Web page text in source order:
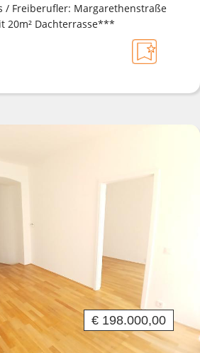
/ Freiberufler: Margarethenstraße
20m² Dachterrasse***
€ 198.000,00